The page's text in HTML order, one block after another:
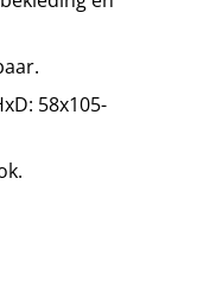
58x105-